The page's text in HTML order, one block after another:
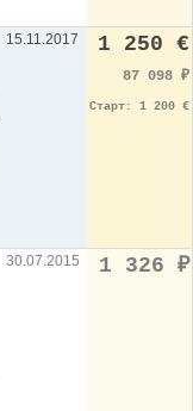
15.11.2017 1 250 €
87 098 ₽
Старт: 1 200 €
30.07.2015 1 326 ₽